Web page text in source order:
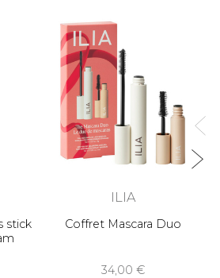
stick
ILIA
Coffret Mascara Duo
34,00